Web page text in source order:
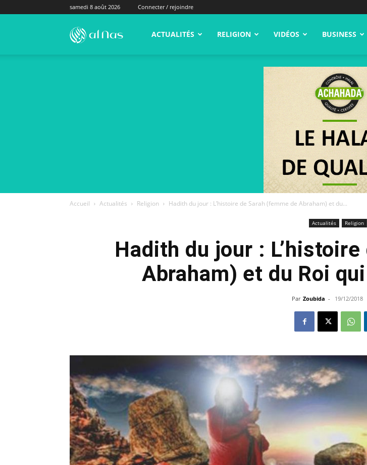
samedi 8 août 2026 Connecter / rejoindre
alNas.fr ACTUALITÉS RELIGION VIDÉOS BUSINESS
Accueil Actualités Religion Hadith du jour : L’histoire de Sarah (femme de Abraham) et du...
Actualités Religion
Hadith du jour :
Abraham) et du Roi
Par Zoubida - 19/12/2018